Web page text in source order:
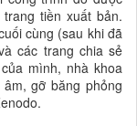
tiền xuất bản.
cùng (sau khi đã
các trang chia sẻ
mình, nhà khoa
gỡ băng phỏng